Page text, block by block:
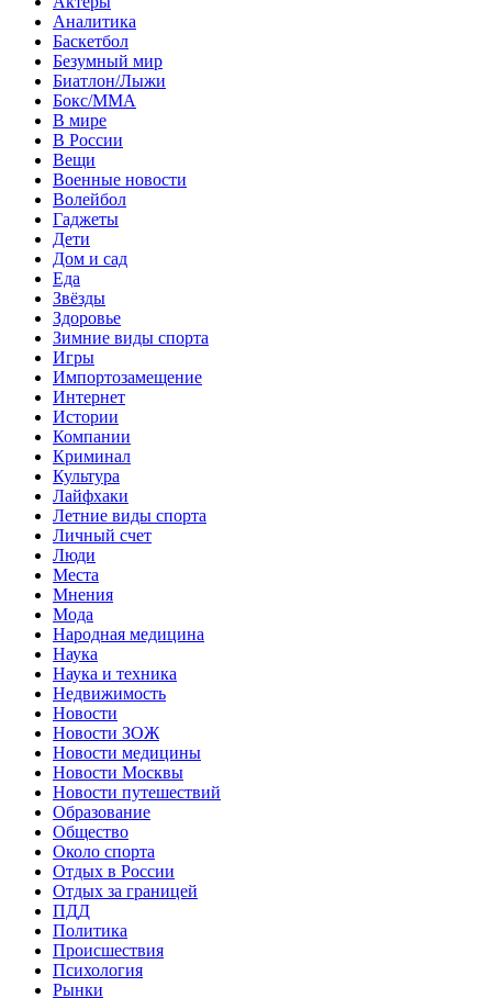
Аналитика
Баскетбол
Безумный мир
Биатлон/Лыжи
Бокс/MMA
В мире
В России
Вещи
Военные новости
Волейбол
Гаджеты
Дети
Дом и сад
Еда
Звёзды
Здоровье
Зимние виды спорта
Игры
Импортозамещение
Интернет
Истории
Компании
Криминал
Культура
Лайфхаки
Летние виды спорта
Личный счет
Люди
Места
Мнения
Мода
Народная медицина
Наука
Наука и техника
Недвижимость
Новости
Новости ЗОЖ
Новости медицины
Новости Москвы
Новости путешествий
Образование
Общество
Около спорта
Отдых в России
Отдых за границей
ПДД
Политика
Происшествия
Психология
Рынки